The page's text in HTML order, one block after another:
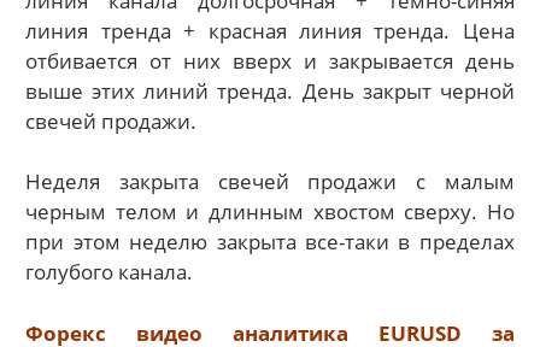
линия тренда + красная линия тренда. Цена
отбивается от них вверх и закрывается день
выше этих линий тренда. День закрыт черной
свечей продажи.
Неделя закрыта свечей продажи с малым
черным телом и длинным хвостом сверху. Но
при этом неделю закрыта все-таки в пределах
голубого канала.
Форекс видео аналитика EURUSD за